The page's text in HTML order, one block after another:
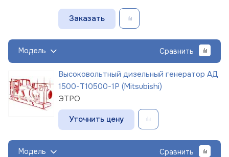
Заказать
Модель Сравнить
Высоковольтный дизельный генератор АД
1500-Т10500-1Р (Mitsubishi)
ЭТРО
Уточнить цену
Модель Сравнить